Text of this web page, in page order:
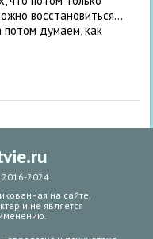
восстановиться…
думаем, как
2024.
на сайте,
и не является